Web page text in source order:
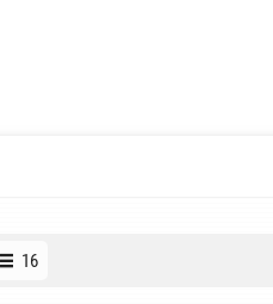
16